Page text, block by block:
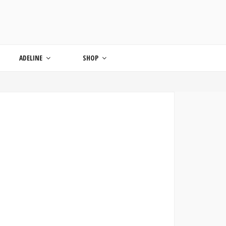
ADELINE SHOP